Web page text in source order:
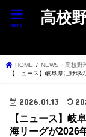
高校
menu
HOME
NEWS・高校野
【ニュース】岐阜県に野
2026.01.13
【ニュース】岐
海リーグが2026